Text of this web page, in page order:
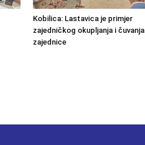
Kobilica: Lastavica je primjer
zajedničkog okupljanja i čuvanja
zajednice